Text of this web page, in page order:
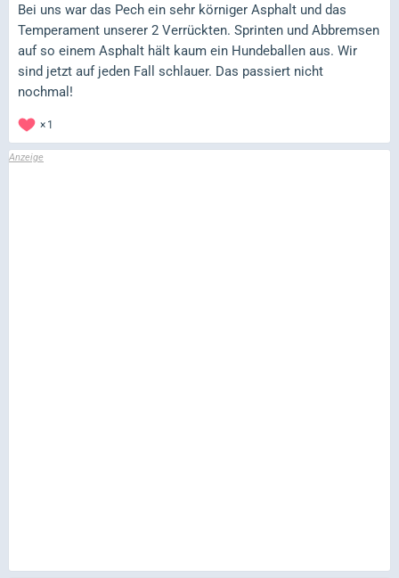
Bei uns war das Pech ein sehr körniger Asphalt und das
Temperament unserer 2 Verrückten. Sprinten und Abbremsen
auf so einem Asphalt hält kaum ein Hundeballen aus. Wir
sind jetzt auf jeden Fall schlauer. Das passiert nicht
nochmal!
1